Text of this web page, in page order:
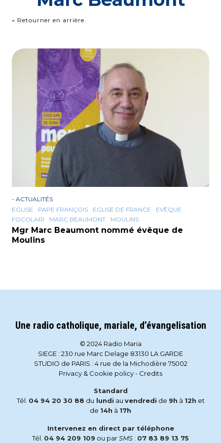
« Retourner en arrière
- ACTUALITÉS
EGLISE
PAPE FRANÇOIS EGLISE DE FRANCE
EVÊQUE
FOCOLARI
MARC BEAUMONT MOULINS
Mgr Marc Beaumont nommé évêque de
Moulins
Une radio catholique, mariale, d’évangelisation
© 2024 Radio Maria
SIEGE : 230 rue Marc Delage 83130 LA GARDE
STUDIO de PARIS : 4 rue de la Michodière 75002
Privacy & Cookie policy- Credits
Standard
Tél. 04 94 20 30 88 du lundi au vendredi de 9h à 12h et
de 14h à 17h
Intervenez en direct par téléphone
Tél. 04 94 209 109 ou parSMS : 07 83 89 13 75